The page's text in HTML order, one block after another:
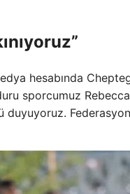
hesabında
sporcumuz